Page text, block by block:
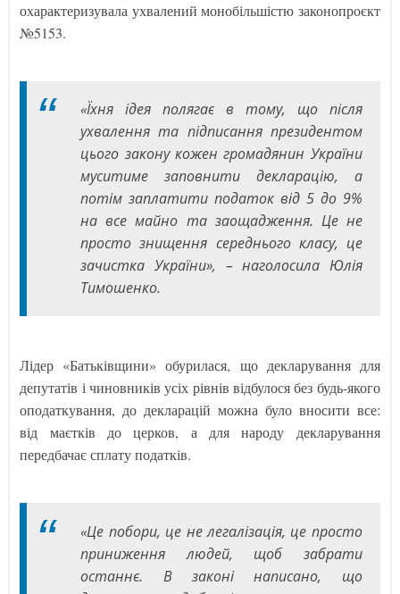
охарактеризувала ухвалений монобільшістю законопроєкт
№5153.
«Їхня ідея полягає в тому, що після
ухвалення та підписання президентом
цього закону кожен громадянин України
муситиме заповнити декларацію, а
потім заплатити податок від 5 до 9%
на все майно та заощадження. Це не
просто знищення середнього класу, це
зачистка України», – наголосила Юлія
Тимошенко.
Лідер «Батьківщини» обурилася, що декларування для
депутатів і чиновників усіх рівнів відбулося без будь-якого
оподаткування, до декларацій можна було вносити все:
від маєтків до церков, а для народу декларування
передбачає сплату податків.
«Це побори, це не легалізація, це просто
приниження людей, щоб забрати
останнє. В законі написано, що